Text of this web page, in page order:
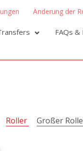
Roller Großer
Änderung der
FAQs &